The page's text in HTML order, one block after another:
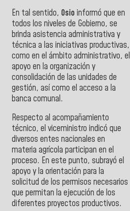
En tal sentido, Osio informó que en
todos los niveles de Gobierno, se
brinda asistencia administrativa y
técnica a las iniciativas productivas,
como en el ámbito administrativo, el
apoyo en la organización y
consolidación de las unidades de
gestión, así como el acceso a la
banca comunal.
Respecto al acompañamiento
técnico, el viceministro indicó que
diversos entes nacionales en
materia agrícola participan en el
proceso. En este punto, subrayó el
apoyo y la orientación para la
solicitud de los permisos necesarios
que permitan la ejecución de los
diferentes proyectos productivos.